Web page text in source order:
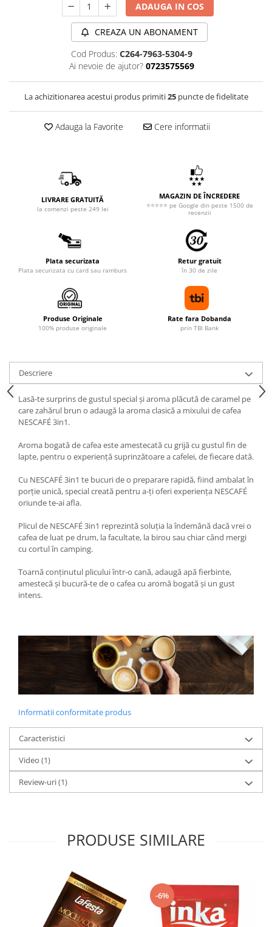
ADAUGA IN COS
CREAZA UN ABONAMENT
Cod Produs: C264-7963-5304-9
Ai nevoie de ajutor? 0723575569
La achizitionarea acestui produs primiti25puncte de fidelitate
Adauga la Favorite Cere informatii
LIVRARE GRATUITĂ
la comenzi peste 249 lei
MAGAZIN DE ÎNCREDERE
⭐⭐⭐⭐⭐ pe Google din peste 1500 de
recenzii
Plata securizata
Plata securizata cu card sau ramburs
Retur gratuit
în 30 de zile
Produse Originale
100% produse originale
Rate fara Dobanda
prin TBI Bank
Descriere
Lasă-te surprins de gustul special și aroma plăcută de caramel pe
care zahărul brun o adaugă la aroma clasică a mixului de cafea
NESCAFÉ 3in1.
Aroma bogată de cafea este amestecată cu grijă cu gustul fin de
lapte, pentru o experiență suprinzătoare a cafelei, de fiecare dată.
Cu NESCAFÉ 3in1 te bucuri de o preparare rapidă, fiind ambalat în
porție unică, special creată pentru a-ți oferi experiența NESCAFÉ
oriunde te-ai afla.
Plicul de NESCAFÉ 3in1 reprezintă soluția la îndemână dacă vrei o
cafea de luat pe drum, la facultate, la birou sau chiar când mergi
cu cortul în camping.
Toarnă conținutul plicului într-o cană, adaugă apă fierbinte,
amestecă și bucură-te de o cafea cu aromă bogată și un gust
intens.
Informatii conformitate produs
Caracteristici
Video (1)
Review-uri(1)
PRODUSE SIMILARE
-6%